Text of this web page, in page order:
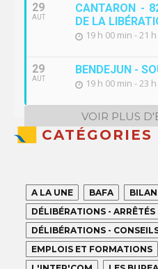
29
AUT
CANTARON -
DE LA
19 h 00 min - 21
29
AUT
BENDEJUN -
19 h 00 min - 23
VOIR PLUS
CATÉGORIES
A LA UNE BAFA
DÉLIBÉRATIONS -
DÉLIBÉRATIONS -
EMPLOIS ET FORMATIONS